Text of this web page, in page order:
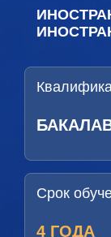
Срок
4 ГОДА